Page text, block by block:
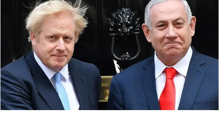
X د
ا
إ
ك
ت
ر
و
ن